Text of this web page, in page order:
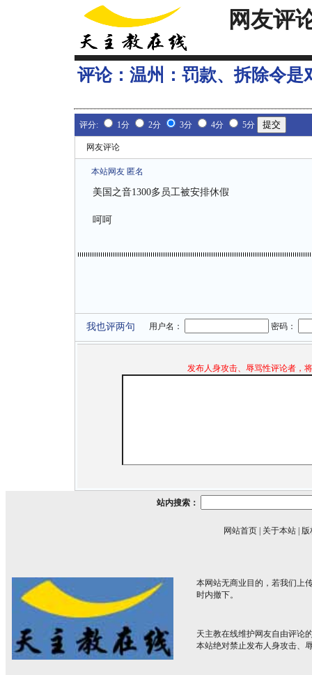
网友评
评论： 温州：罚款、拆除令是
评分: 1分 2分 3分 4分 5分
网友评论
本站网友 匿名
美国之音1300多员工被安排休假
呵呵
我也评两句 用户名： 密码：
发布人身攻击、辱骂性评论者，
站内搜索：
网站首页 关于本站 版
本网站无商业目的，若我们上
时内撤下。
天主教在线维护网友自由评论
本站绝对禁止发布人身攻击、